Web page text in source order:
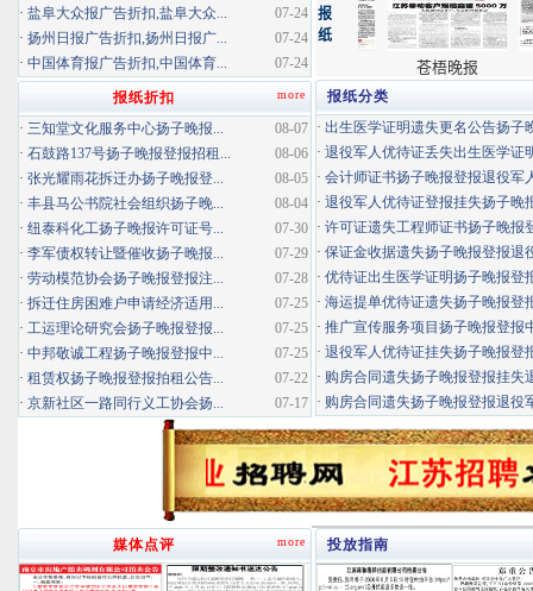
报纸分类
· 出生医学证明遗失更名公告扬子
· 退役军人优待证丢失出生医学证
· 会计师证书扬子晚报登报退役军
· 退役军人优待证登报挂失扬子晚
· 许可证遗失工程师证书扬子晚报
· 保证金收据遗失扬子晚报登报退
· 优待证出生医学证明扬子晚报登
· 海运提单优待证遗失扬子晚报登
· 推广宣传服务项目扬子晚报登报
· 退役军人优待证挂失扬子晚报登
· 购房合同遗失扬子晚报登报挂失
· 购房合同遗失扬子晚报登报退役
07-24
· 盐阜大众报广告折扣,盐阜大众...
07-24
· 扬州日报广告折扣,扬州日报广...
07-24
· 中国体育报广告折扣,中国体育...
more
报纸折扣
08-07
· 三知堂文化服务中心扬子晚报...
08-06
· 石鼓路137号扬子晚报登报招租...
08-05
· 张光耀雨花拆迁办扬子晚报登...
08-04
· 丰县马公书院社会组织扬子晚...
07-30
· 纽泰科化工扬子晚报许可证号...
07-29
· 李军债权转让暨催收扬子晚报...
07-28
· 劳动模范协会扬子晚报登报注...
07-25
· 拆迁住房困难户申请经济适用...
07-25
· 工运理论研究会扬子晚报登报...
07-25
· 中邦敬诚工程扬子晚报登报中...
07-22
· 租赁权扬子晚报登报拍租公告...
07-17
· 京新社区一路同行义工协会扬...
投放指南
more
媒体点评